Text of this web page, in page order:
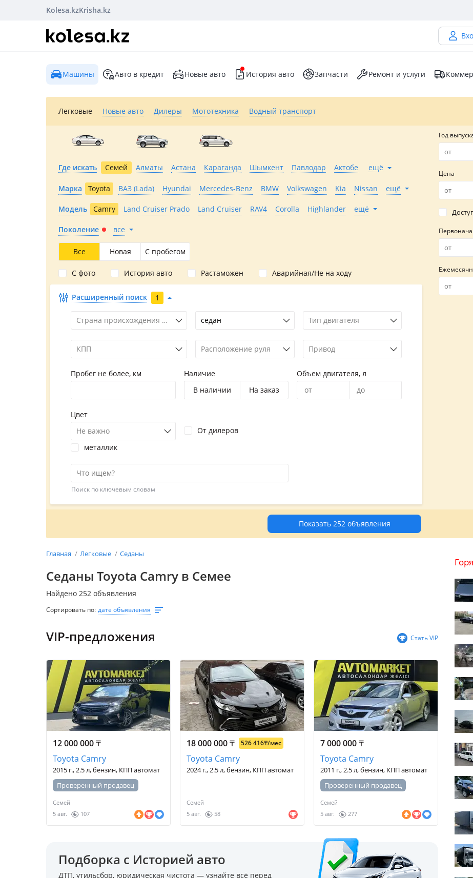
Kolesa.kzKrisha.kz
Машины Авто в кредит Новые авто История авто Запчасти Ремонт и услуги
Легковые Новые авто Дилеры Мототехника Водный транспорт
Где искать Семей Алматы Астана Караганда Шымкент Павлодар Актобе ещё
Марка Toyota ВАЗ (Lada) Hyundai Mercedes-Benz BMW Volkswagen Kia Nissan ещё
Модель Camry Land Cruiser Prado Land Cruiser RAV4 Corolla Highlander ещё
Поколение все
Все Новая С пробегом
С фото История авто Растаможен Аварийная/Не на ходу
Расширенный поиск 1
Страна происхождения марки седан Тип двигателя
КПП Расположение руля Привод
Пробег не более, км
Наличие
В наличии
На заказ
Объем двигателя, л
Цвет
Не важно
металлик
От дилеров
Поиск по ключевым словам
Год
Цена
Показать 252 объявления
Главная Легковые Седаны
Седаны Toyota Camry в Семее
Найдено 252 объявления
Сортировать по: дате объявления
VIP-предложения Стать VIP
12 000 000₸
Toyota Camry
2015 г., 2.5 л, бензин, КПП автомат
Проверенный продавец
Семей
5 авг.
107
18 000 000₸ 526 416₸/мес
Toyota Camry
2024 г., 2.5 л, бензин, КПП автомат
Семей
5 авг.
58
7 000 000₸
Toyota Camry
2011 г., 2.5 л, бензин, КПП автомат
Проверенный продавец
Семей
5 авг.
277
Подборка с Историей авто
ДТП, утильсбор, юридическая чистота — узнайте всё перед